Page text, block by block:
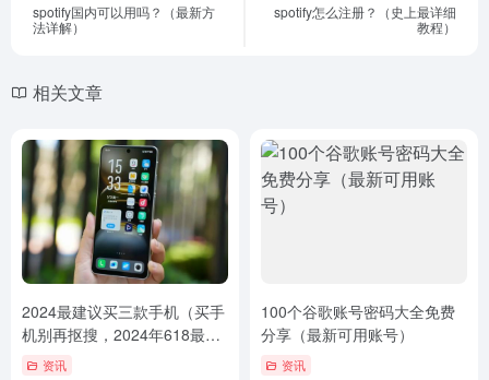
spotify国内可以用吗？（最新方
法详解）
spotify怎么注册？（史上最详细
教程）
相关文章
2024最建议买三款手机（买手
机别再抠搜，2024年618最香
的三款高端手机，好评率极
资讯
100个谷歌账号密码大全免费
分享（最新可用账号）
资讯